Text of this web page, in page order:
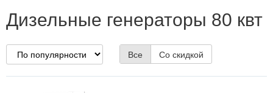
Дизельные генераторы 80 квт
Все Со скидкой